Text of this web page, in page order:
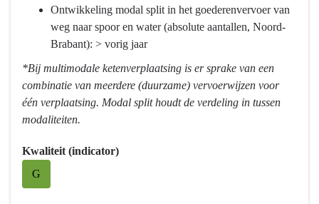
bereiken?
We
gaan
een
samenhangend
mobiliteitssysteem.
Ontwikkeling modal split in het goederenvervoer van
weg naar spoor en water (absolute aantallen, Noord-
Brabant): > vorig jaar
*Bij multimodale ketenverplaatsing is er sprake van een
combinatie van meerdere (duurzame) vervoerwijzen voor
één verplaatsing. Modal split houdt de verdeling in tussen
modaliteiten.
Kwaliteit (indicator)
G